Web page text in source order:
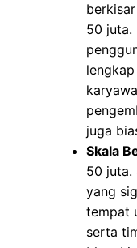
50 juta.
juga
Skala
50 juta.
yang
tempat
serta